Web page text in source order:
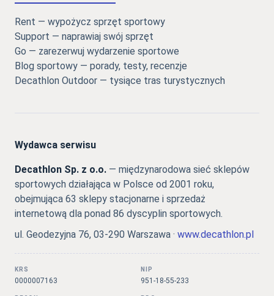
Rent — wypożycz sprzęt sportowy
Support — naprawiaj swój sprzęt
Go — zarezerwuj wydarzenie sportowe
Blog sportowy — porady, testy, recenzje
Decathlon Outdoor — tysiące tras turystycznych
Wydawca serwisu
Decathlon Sp. z o.o. — międzynarodowa sieć sklepów
sportowych działająca w Polsce od 2001 roku,
obejmująca 63 sklepy stacjonarne i sprzedaż
internetową dla ponad 86 dyscyplin sportowych.
ul. Geodezyjna 76, 03-290 Warszawa · www.decathlon.pl
KRS
0000007163
NIP
951-18-55-233